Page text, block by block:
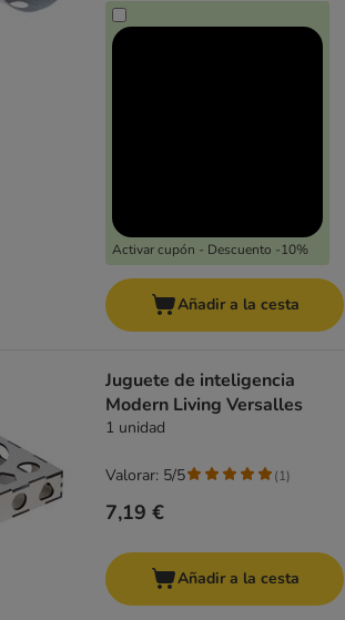
Activar cupón - Descuento -10%
Añadir a la cesta
Juguete de inteligencia
Modern Living Versalles
1 unidad
7,19 €
Valorar: 5/5 (1)
Añadir a la cesta